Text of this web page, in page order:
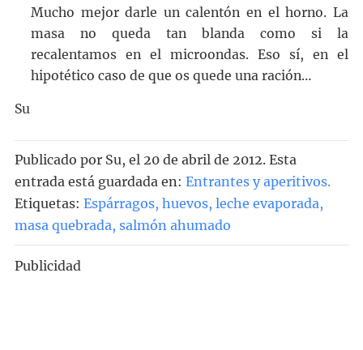
Mucho mejor darle un calentón en el horno. La
masa no queda tan blanda como si la
recalentamos en el microondas. Eso sí, en el
hipotético caso de que os quede una ración…
Su
Publicado por Su, el 20 de abril de 2012. Esta
entrada está guardada en: Entrantes y aperitivos.
Etiquetas: Espárragos, huevos, leche evaporada,
masa quebrada, salmón ahumado
Publicidad